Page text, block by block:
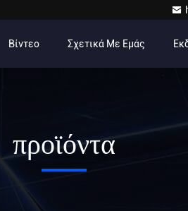
Βίντεο Σχετικά Με Εμάς
προϊόντα